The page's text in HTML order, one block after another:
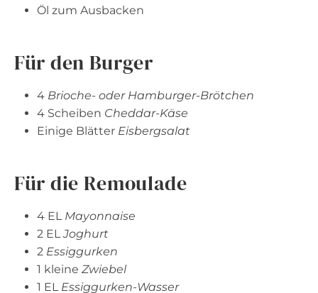
Öl zum Ausbacken
Für den Burger
4 Brioche- oder Hamburger-Brötchen
4 Scheiben Cheddar-Käse
Einige Blätter Eisbergsalat
Für die Remoulade
4 EL Mayonnaise
2 ELJoghurt
2 Essiggurken
1 kleine Zwiebel
1 EL Essiggurken-Wasser